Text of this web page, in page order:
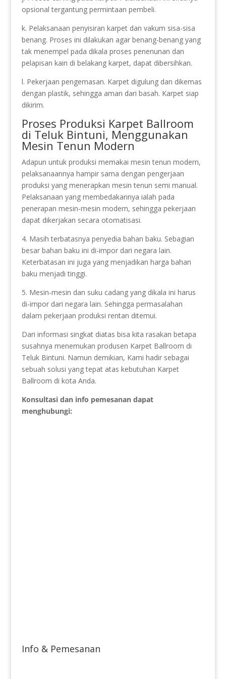
opsional tergantung permintaan pembeli.
k. Pelaksanaan penyisiran karpet dan vakum sisa-sisa
benang. Proses ini dilakukan agar benang-benang yang
tak menempel pada dikala proses penenunan dan
pelapisan kain di belakang karpet, dapat dibersihkan.
l. Pekerjaan pengemasan. Karpet digulung dan dikemas
dengan plastik, sehingga aman dari basah. Karpet siap
dikirim.
Proses Produksi Karpet Ballroom
di Teluk Bintuni, Menggunakan
Mesin Tenun Modern
Adapun untuk produksi memakai mesin tenun modern,
pelaksanaannya hampir sama dengan pengerjaan
produksi yang menerapkan mesin tenun semi manual.
Pelaksanaan yang membedakannya ialah pada
penerapan mesin-mesin modern, sehingga pekerjaan
dapat dikerjakan secara otomatisasi.
4. Masih terbatasnya penyedia bahan baku. Sebagian
besar bahan baku ini di-impor dari negara lain.
Keterbatasan ini juga yang menjadikan harga bahan
baku menjadi tinggi.
5. Mesin-mesin dan suku cadang yang dikala ini harus
di-impor dari negara lain. Sehingga permasalahan
dalam pekerjaan produksi rentan ditemui.
Dari informasi singkat diatas bisa kita rasakan betapa
susahnya menemukan produsen Karpet Ballroom di
Teluk Bintuni. Namun demikian, Kami hadir sebagai
sebuah solusi yang tepat atas kebutuhan Karpet
Ballroom di kota Anda.
Konsultasi dan info pemesanan dapat
menghubungi:
Info & Pemesanan